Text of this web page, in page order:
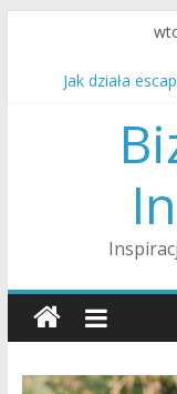
content
Jak zostać
Jak działa
Jak influencer
Jak dobrze